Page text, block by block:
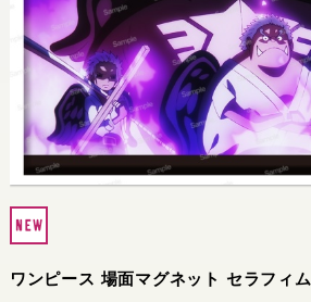
ワンピース 場面マグネット セラフィム